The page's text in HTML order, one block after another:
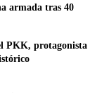
armada tras 40
PKK, protagonista